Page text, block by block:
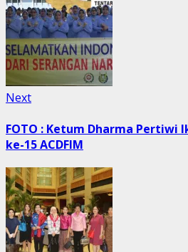
NextNext
FOTO : Ketum Dharma Pertiwi
ke-15 ACDFIM